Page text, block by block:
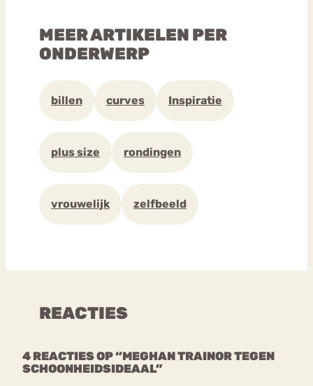
MEER ARTIKELEN PER
ONDERWERP
billen curves Inspiratie
plus size rondingen
vrouwelijk zelfbeeld
REACTIES
4 REACTIES OP “MEGHAN TRAINOR TEGEN
SCHOONHEIDSIDEAAL”